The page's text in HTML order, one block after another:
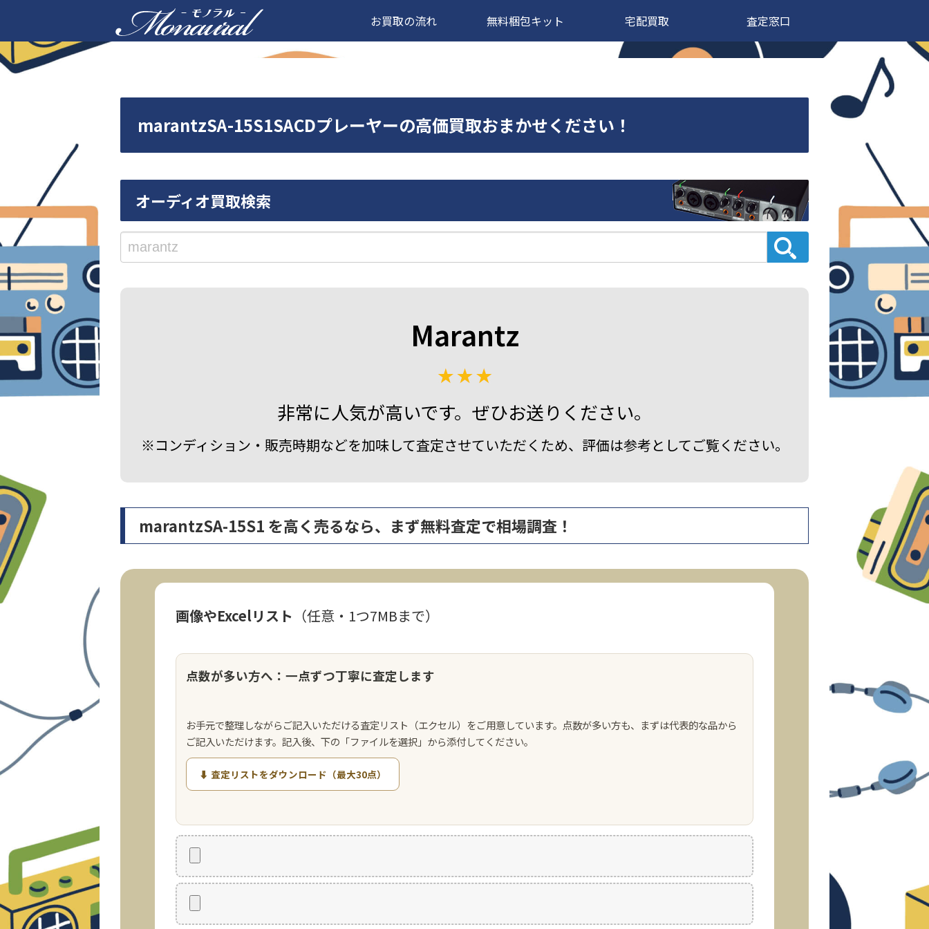
お買取の流れ 無料梱包キット 宅配買取 査定窓口
marantzSA-15S1SACDプレーヤーの高価買取おまかせください！
オーディオ買取検索
Marantz
非常に人気が高いです。ぜひお送りください。
※コンディション・販売時期などを加味して査定させていただくため、評価は参考としてご覧ください。
marantzSA-15S1 を高く売るなら、まず無料査定で相場調査！
画像やExcelリスト （任意・1つ7MBまで）
点数が多い方へ：一点ずつ丁寧に査定します
お手元で整理しながらご記入いただける査定リスト（エクセル）をご用意しています。点数が多い方も、まずは代表的な品から
ご記入いただけます。記入後、下の「ファイルを選択」から添付してください。
⬇ 査定リストをダウンロード（最大30点）